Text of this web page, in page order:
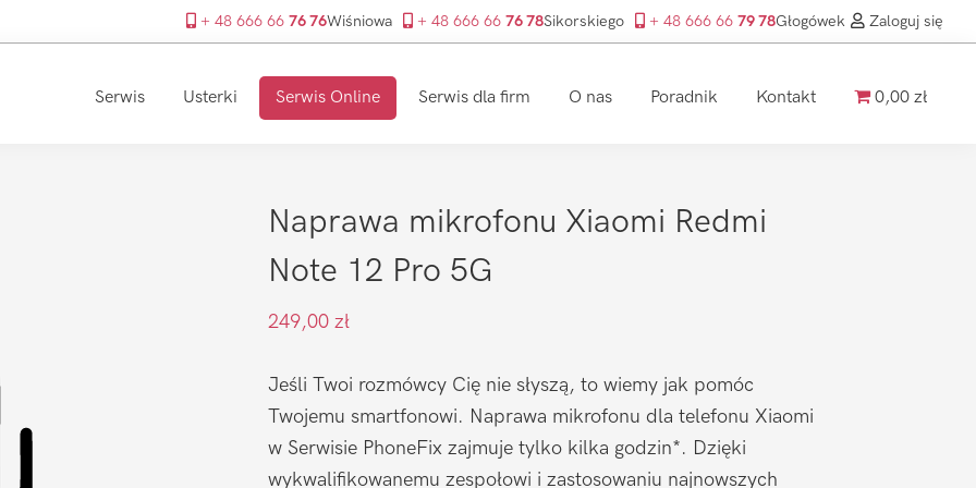
+ 48 666 66 76 76Wiśniowa + 48 666 66 76 78Sikorskiego + 48 666 66 79 78Głogówek Zaloguj się
Serwis Usterki Serwis Online Serwis dla firm O nas Poradnik Kontakt 0,00 zł
Naprawa mikrofonu Xiaomi Redmi
Note 12 Pro 5G
249,00 zł
Jeśli Twoi rozmówcy Cię nie słyszą, to wiemy jak pomóc
Twojemu smartfonowi. Naprawa mikrofonu dla telefonu Xiaomi
w Serwisie PhoneFix zajmuje tylko kilka godzin*. Dzięki
wykwalifikowanemu zespołowi i zastosowaniu najnowszych